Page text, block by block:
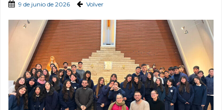
9 de junio de 2026 Volver